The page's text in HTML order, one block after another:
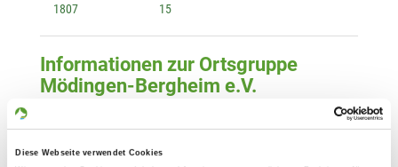
Diese Webseite verwendet Cookies
1807 15
Informationen zur Ortsgruppe
Mödingen-Bergheim e.V.
Hermann Streifeneder
Gartenstr. 17